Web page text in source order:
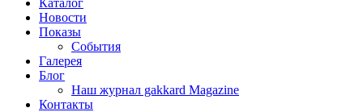
Каталог
Новости
Показы
События
Галерея
Блог
Наш журнал gakkard Magazine
Контакты